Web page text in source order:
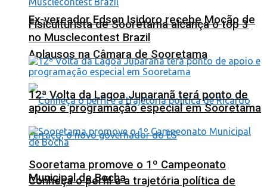
Ex-vereador Edson Isidoro recebe Moção de
Aplausos na Câmara de Sooretama
Conheça o perfil e a trajetória política de
Fisiculturista de Sooretama alcança o top 3
no Musclecontest Brazil
12ª Volta da Lagoa Juparanã terá ponto de
apoio e programação especial em Sooretama
Sooretama promove o 1º Campeonato
Municipal de Bocha